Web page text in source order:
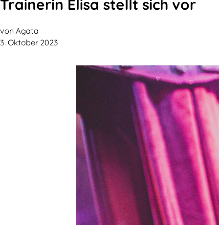
Trainerin Elisa stellt sich vor
von Agata
3. Oktober 2023